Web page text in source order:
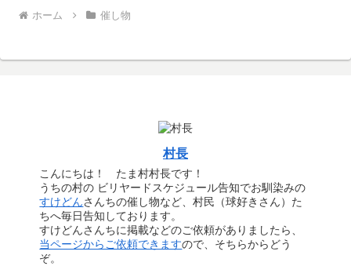
ホーム 催し物
村長
こんにちは！ たま村村長です！
うちの村の ビリヤードスケジュール告知でお馴染みの
すけどんさんちの催し物など、村民（球好きさん）た
ちへ毎日告知しております。
すけどんさんちに掲載などのご依頼がありましたら、
当ページからご依頼できますので、そちらからどう
ぞ。